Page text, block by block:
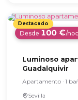
Desde 100 €/
Luminoso
Guadalquivir
Apartamento · 1
Sevilla